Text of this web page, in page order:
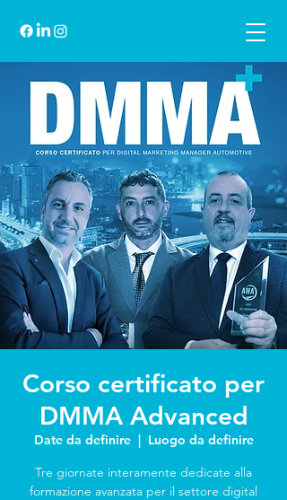
Corso certificato per
DMMA Advanced
Date da definire
  |
Luogo da definire
Tre giornate interamente dedicate alla
formazione avanzata per il settore digital